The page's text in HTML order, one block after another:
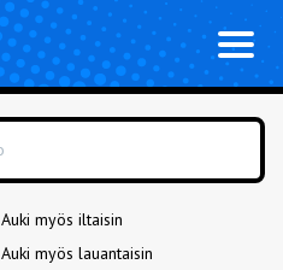
Auki myös iltaisin
Auki myös lauantaisin